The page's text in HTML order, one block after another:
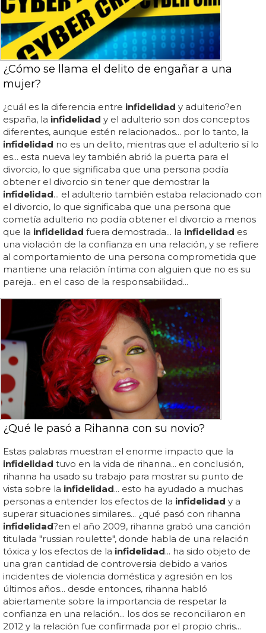
¿Cómo se llama el delito de engañar a una
mujer?
¿cuál es la diferencia entre infidelidad y adulterio?en
españa, la infidelidad y el adulterio son dos conceptos
diferentes, aunque estén relacionados... por lo tanto, la
infidelidad no es un delito, mientras que el adulterio sí lo
es... esta nueva ley también abrió la puerta para el
divorcio, lo que significaba que una persona podía
obtener el divorcio sin tener que demostrar la
infidelidad... el adulterio también estaba relacionado con
el divorcio, lo que significaba que una persona que
cometía adulterio no podía obtener el divorcio a menos
que la infidelidad fuera demostrada... la infidelidad es
una violación de la confianza en una relación, y se refiere
al comportamiento de una persona comprometida que
mantiene una relación íntima con alguien que no es su
pareja... en el caso de la responsabilidad...
¿Qué le pasó a Rihanna con su novio?
Estas palabras muestran el enorme impacto que la
infidelidad tuvo en la vida de rihanna... en conclusión,
rihanna ha usado su trabajo para mostrar su punto de
vista sobre la infidelidad... esto ha ayudado a muchas
personas a entender los efectos de la infidelidad y a
superar situaciones similares... ¿qué pasó con rihanna
infidelidad?en el año 2009, rihanna grabó una canción
titulada "russian roulette", donde habla de una relación
tóxica y los efectos de la infidelidad... ha sido objeto de
una gran cantidad de controversia debido a varios
incidentes de violencia doméstica y agresión en los
últimos años... desde entonces, rihanna habló
abiertamente sobre la importancia de respetar la
confianza en una relación... los dos se reconciliaron en
2012 y la relación fue confirmada por el propio chris...